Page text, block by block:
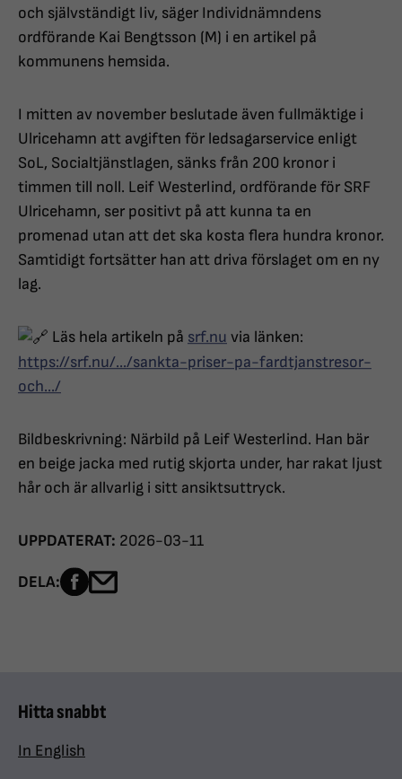
och självständigt liv, säger Individnämndens
ordförande Kai Bengtsson (M) i en artikel på
kommunens hemsida.
I mitten av november beslutade även fullmäktige i
Ulricehamn att avgiften för ledsagarservice enligt
SoL, Socialtjänstlagen, sänks från 200 kronor i
timmen till noll. Leif Westerlind, ordförande för SRF
Ulricehamn, ser positivt på att kunna ta en
promenad utan att det ska kosta flera hundra kronor.
Samtidigt fortsätter han att driva förslaget om en ny
lag.
Läs hela artikeln på srf.nu via länken:
https://srf.nu/.../sankta-priser-pa-fardtjanstresor-
och.../
Bildbeskrivning: Närbild på Leif Westerlind. Han bär
en beige jacka med rutig skjorta under, har rakat ljust
hår och är allvarlig i sitt ansiktsuttryck.
UPPDATERAT: 2026-03-11
DELA: Dela sidan på Facebook
Hitta snabbt
In English